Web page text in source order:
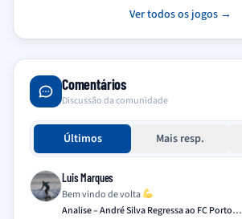
Ver todos os jogos →
Comentários
Discussão da comunidade
Últimos Mais resp.
Luis Marques
Bem vindo de volta
Analise – André Silva Regressa ao FC Porto…